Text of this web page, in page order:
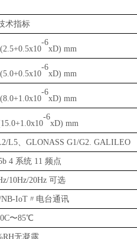
术指标
(2.5+0.5x10
-6
xD) mm
(5.0+0.5x10
-6
xD) mm
(8.0+1.0x10
-6
xD) mm
-6
xD) mm
L5、GLONASS G1/G2. GALILEO
4 系统 11 频点
10Hz/20Hz 可选
NB-IoT〃电台通讯
〜85℃
无凝露